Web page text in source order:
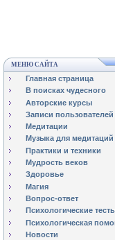
МЕНЮ САЙТА
Главная страница
В поисках чудесного
Авторские курсы
Записи пользователей
Медитации
Музыка для медитаций
Практики и техники
Мудрость веков
Здоровье
Магия
Вопрос-ответ
Психологические
Психологическая
Новости